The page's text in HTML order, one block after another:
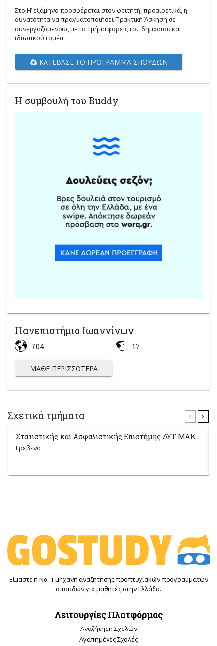
Στο Η’ εξάμηνο προσφέρεται στον φοιτητή, προαιρετικά, η
δυνατότητα να πραγματοποιήσει Πρακτική Άσκηση σε
συνεργαζόμενους με το Τμήμα φορείς του δημόσιου και
ιδιωτικού τομέα.
ΚΑΤΈΒΑΣΕ ΤΟ ΠΡΌΓΡΑΜΜΑ ΣΠΟΥΔΏΝ
Η συμβουλή του Buddy
Πανεπιστήμιο Ιωαννίνων
704 17
ΜΆΘΕ ΠΕΡΙΣΣΌΤΕΡΑ
Σχετικά τμήματα
Στατιστικής και Ασφαλιστικής Επιστήμης ΔΥΤ.ΜΑΚ...
Γρεβενά
Είμαστε η Νο. 1 μηχανή αναζήτησης προπτυχιακών προγραμμάτων
σπουδών για μαθητές στην Ελλάδα.
Λειτουργίες Πλατφόρμας
Αναζήτηση Σχολών
Αγαπημένες Σχολές